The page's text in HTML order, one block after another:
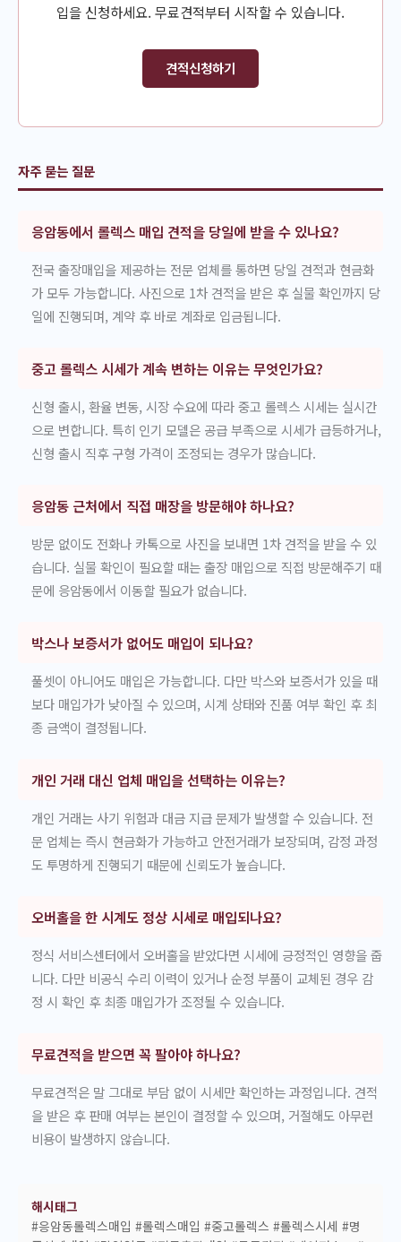
입을 신청하세요. 무료견적부터 시작할 수 있습니다.
견적신청하기
자주 묻는 질문
응암동에서 롤렉스 매입 견적을 당일에 받을 수 있나요?
전국 출장매입을 제공하는 전문 업체를 통하면 당일 견적과 현금화
가 모두 가능합니다. 사진으로 1차 견적을 받은 후 실물 확인까지 당
일에 진행되며, 계약 후 바로 계좌로 입금됩니다.
중고 롤렉스 시세가 계속 변하는 이유는 무엇인가요?
신형 출시, 환율 변동, 시장 수요에 따라 중고 롤렉스 시세는 실시간
으로 변합니다. 특히 인기 모델은 공급 부족으로 시세가 급등하거나,
신형 출시 직후 구형 가격이 조정되는 경우가 많습니다.
응암동 근처에서 직접 매장을 방문해야 하나요?
방문 없이도 전화나 카톡으로 사진을 보내면 1차 견적을 받을 수 있
습니다. 실물 확인이 필요할 때는 출장 매입으로 직접 방문해주기 때
문에 응암동에서 이동할 필요가 없습니다.
박스나 보증서가 없어도 매입이 되나요?
풀셋이 아니어도 매입은 가능합니다. 다만 박스와 보증서가 있을 때
보다 매입가가 낮아질 수 있으며, 시계 상태와 진품 여부 확인 후 최
종 금액이 결정됩니다.
개인 거래 대신 업체 매입을 선택하는 이유는?
개인 거래는 사기 위험과 대금 지급 문제가 발생할 수 있습니다. 전
문 업체는 즉시 현금화가 가능하고 안전거래가 보장되며, 감정 과정
도 투명하게 진행되기 때문에 신뢰도가 높습니다.
오버홀을 한 시계도 정상 시세로 매입되나요?
정식 서비스센터에서 오버홀을 받았다면 시세에 긍정적인 영향을 줍
니다. 다만 비공식 수리 이력이 있거나 순정 부품이 교체된 경우 감
정 시 확인 후 최종 매입가가 조정될 수 있습니다.
무료견적을 받으면 꼭 팔아야 하나요?
무료견적은 말 그대로 부담 없이 시세만 확인하는 과정입니다. 견적
을 받은 후 판매 여부는 본인이 결정할 수 있으며, 거절해도 아무런
비용이 발생하지 않습니다.
해시태그
#응암동롤렉스매입 #롤렉스매입 #중고롤렉스 #롤렉스시세 #명